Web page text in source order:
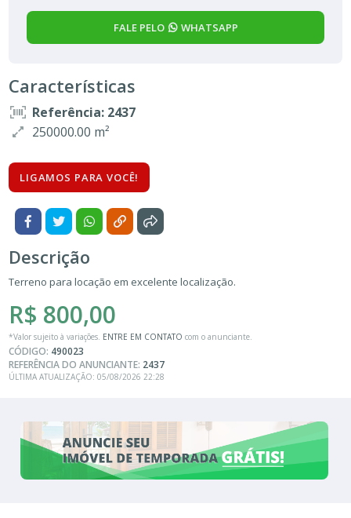
FALE PELO WHATSAPP
Características
Referência: 2437
250000.00 m²
LIGAMOS PARA VOCÊ!
Descrição
Terreno para locação em excelente localização.
R$ 800,00
*Valor sujeito à variações. ENTRE EM CONTATO com o anunciante.
CÓDIGO: 490023
REFERÊNCIA DO ANUNCIANTE: 2437
ÚLTIMA ATUALIZAÇÃO: 05/08/2026 22:28